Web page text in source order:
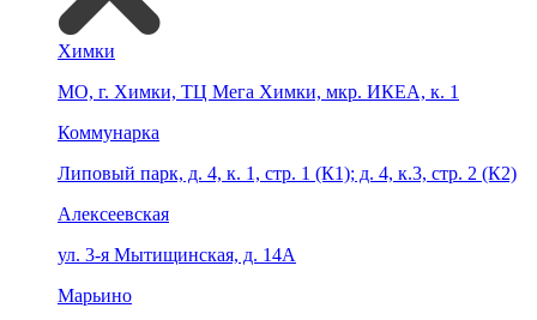
Химки
МО, г. Химки, ТЦ Мега Химки, мкр. ИКЕА, к. 1
Коммунарка
Липовый парк, д. 4, к. 1, стр. 1 (К1); д. 4, к.3, стр. 2 (К2)
Алексеевская
ул. 3-я Мытищинская, д. 14А
Марьино